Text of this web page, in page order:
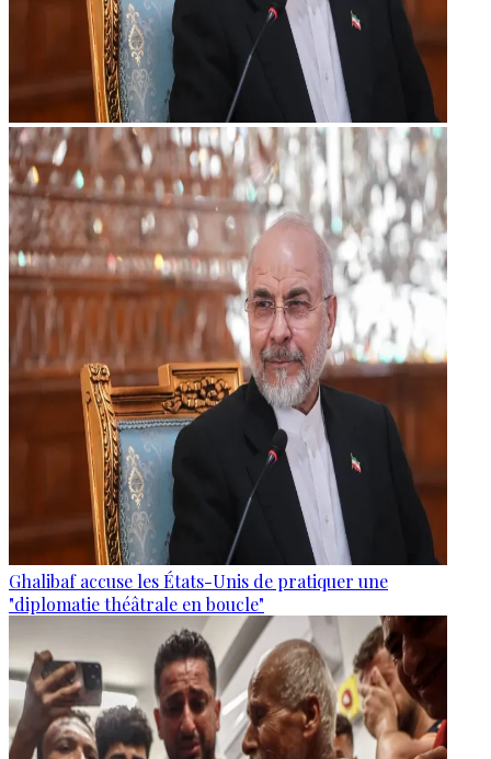
Ghalibaf accuse les États-Unis de pratiquer une
"diplomatie théâtrale en boucle"